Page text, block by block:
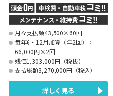
月々支払額43,500×60回
毎年6・12月加算（年2回）：
66,000円×2回
残価1,303,000円（税抜）
支払総額3,270,000円（税込）
詳しく見る